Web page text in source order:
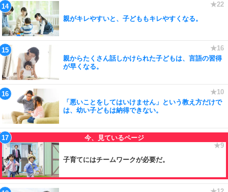
親がキレやすいと、子どももキレやすくなる。
親からたくさん話しかけられた子どもは、言語の習得
が早くなる。
「悪いことをしてはいけません」という教え方だけで
は、幼い子どもは納得できない。
子育てにはチームワークが必要だ。